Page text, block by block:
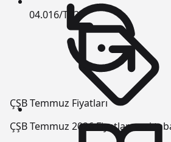
ÇŞB Temmuz Fiyatları
ÇŞB Temmuz 2026 Fiyatları veri
04.016/T12